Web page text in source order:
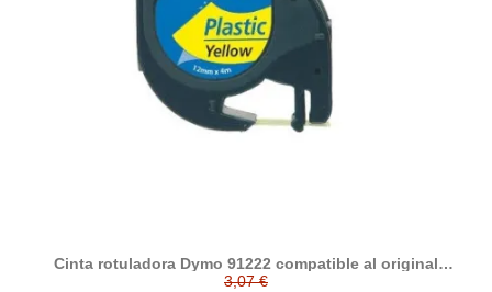
Cinta rotuladora Dymo 91222 compatible al original
S0721670
3,07 €